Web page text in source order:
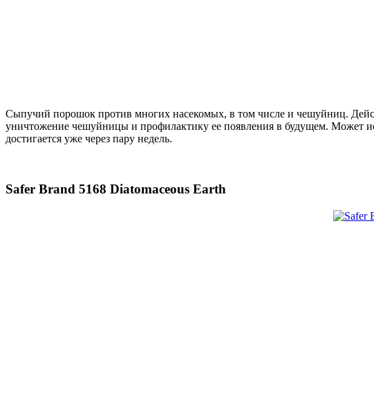
Сыпучий порошок против многих насекомых, в том числе и чешуйниц.
уничтожение чешуйницы и профилактику ее появления в будущем. Может
достигается уже через пару недель.
Safer Brand 5168 Diatomaceous Earth